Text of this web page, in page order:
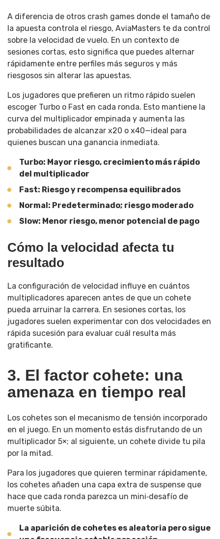
A diferencia de otros crash games donde el tamaño de
la apuesta controla el riesgo, AviaMasters te da control
sobre la velocidad de vuelo. En un contexto de
sesiones cortas, esto significa que puedes alternar
rápidamente entre perfiles más seguros y más
riesgosos sin alterar las apuestas.
Los jugadores que prefieren un ritmo rápido suelen
escoger Turbo o Fast en cada ronda. Esto mantiene la
curva del multiplicador empinada y aumenta las
probabilidades de alcanzar x20 o x40—ideal para
quienes buscan una ganancia inmediata.
Turbo: Mayor riesgo, crecimiento más rápido
del multiplicador
Fast: Riesgo y recompensa equilibrados
Normal: Predeterminado; riesgo moderado
Slow: Menor riesgo, menor potencial de pago
Cómo la velocidad afecta tu
resultado
La configuración de velocidad influye en cuántos
multiplicadores aparecen antes de que un cohete
pueda arruinar la carrera. En sesiones cortas, los
jugadores suelen experimentar con dos velocidades en
rápida sucesión para evaluar cuál resulta más
gratificante.
3. El factor cohete: una
amenaza en tiempo real
Los cohetes son el mecanismo de tensión incorporado
en el juego. En un momento estás disfrutando de un
multiplicador 5×; al siguiente, un cohete divide tu pila
por la mitad.
Para los jugadores que quieren terminar rápidamente,
los cohetes añaden una capa extra de suspense que
hace que cada ronda parezca un mini‑desafío de
muerte súbita.
La aparición de cohetes es aleatoria pero sigue